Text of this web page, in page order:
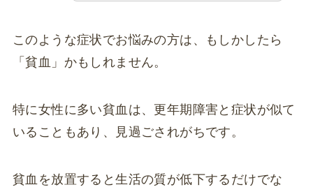
このような症状でお悩みの方は、もしかしたら
「貧血」かもしれません。
特に女性に多い貧血は、更年期障害と症状が似て
いることもあり、見過ごされがちです。
貧血を放置すると生活の質が低下するだけでな